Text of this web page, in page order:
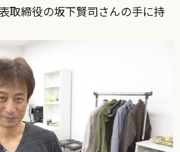
締役の坂下賢司さんの手に持